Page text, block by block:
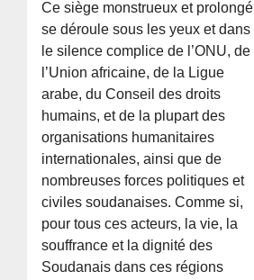
Ce siège monstrueux et prolongé
se déroule sous les yeux et dans
le silence complice de l’ONU, de
l’Union africaine, de la Ligue
arabe, du Conseil des droits
humains, et de la plupart des
organisations humanitaires
internationales, ainsi que de
nombreuses forces politiques et
civiles soudanaises. Comme si,
pour tous ces acteurs, la vie, la
souffrance et la dignité des
Soudanais dans ces régions